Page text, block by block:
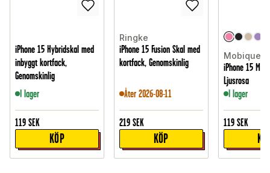
iPhone 15 Hybridskal med
inbyggt kortfack,
Genomskinlig
I lager
119 SEK
KÖP
Ringke
iPhone 15 Fusion Skal med
kortfack, Genomskinlig
Åter 2026-08-11
219 SEK
KÖP
Mobique
iPhone 15
Ljusrosa
I lager
119 SEK